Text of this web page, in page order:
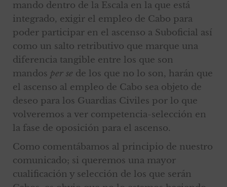
mando dentro de la Escala en la que está
integrado, exigir el empleo de Cabo para
poder participar en el ascenso a Suboficial así
como un salto retributivo que marque una
diferencia tangible entre los que son
mandos per se de los que no lo son, harán que
el ascenso al empleo de Cabo sea objeto de
deseo para los Guardias Civiles por lo que
volveremos a ver competencia-selección en
la fase de oposición para el ascenso.
Como comentábamos al principio de nuestro
comunicado; si queremos una mayor
cualificación y selección de los que serán